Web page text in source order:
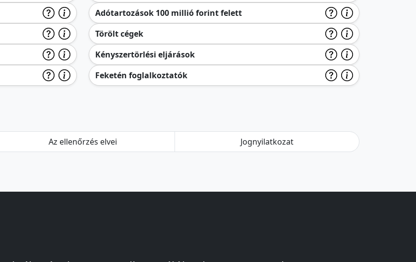
Adótartozások 100 millió forint felett
Törölt cégek
Kényszertörlési eljárások
Feketén foglalkoztatók
Az ellenőrzés elvei Jognyilatkozat